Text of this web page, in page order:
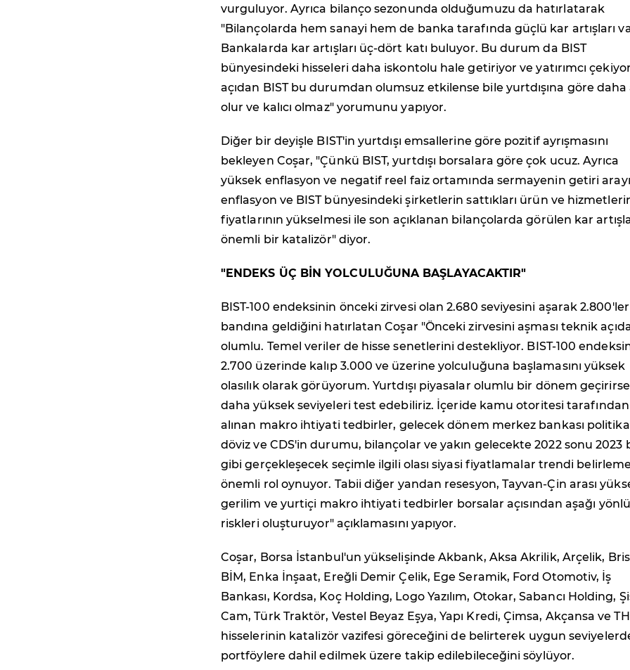
vurguluyor. Ayrıca bilanço sezonunda olduğumuzu da hatırlatarak
"Bilançolarda hem sanayi hem de banka tarafında güçlü kar artışları
Bankalarda kar artışları üç-dört katı buluyor. Bu durum da BIST
bünyesindeki hisseleri daha iskontolu hale getiriyor ve yatırımcı
açıdan BIST bu durumdan olumsuz etkilense bile yurtdışına göre daha
olur ve kalıcı olmaz" yorumunu yapıyor.
Diğer bir deyişle BIST'in yurtdışı emsallerine göre pozitif ayrışmasını
bekleyen Coşar, "Çünkü BIST, yurtdışı borsalara göre çok ucuz. Ayrıca
yüksek enflasyon ve negatif reel faiz ortamında sermayenin getiri
enflasyon ve BIST bünyesindeki şirketlerin sattıkları ürün ve
fiyatlarının yükselmesi ile son açıklanan bilançolarda görülen kar
önemli bir katalizör" diyor.
"ENDEKS ÜÇ BİN YOLCULUĞUNA BAŞLAYACAKTIR"
BIST-100 endeksinin önceki zirvesi olan 2.680 seviyesini aşarak 2.800'ler
bandına geldiğini hatırlatan Coşar "Önceki zirvesini aşması teknik
olumlu. Temel veriler de hisse senetlerini destekliyor. BIST-100
2.700 üzerinde kalıp 3.000 ve üzerine yolculuğuna başlamasını yüksek
olasılık olarak görüyorum. Yurtdışı piyasalar olumlu bir dönem geçirirse
daha yüksek seviyeleri test edebiliriz. İçeride kamu otoritesi tarafından
alınan makro ihtiyati tedbirler, gelecek dönem merkez bankası
döviz ve CDS'in durumu, bilançolar ve yakın gelecekte 2022 sonu 2023
gibi gerçekleşecek seçimle ilgili olası siyasi fiyatlamalar trendi
önemli rol oynuyor. Tabii diğer yandan resesyon, Tayvan-Çin arası
gerilim ve yurtiçi makro ihtiyati tedbirler borsalar açısından aşağı yönlü
riskleri oluşturuyor" açıklamasını yapıyor.
Coşar, Borsa İstanbul'un yükselişinde Akbank, Aksa Akrilik, Arçelik,
BİM, Enka İnşaat, Ereğli Demir Çelik, Ege Seramik, Ford Otomotiv, İş
Bankası, Kordsa, Koç Holding, Logo Yazılım, Otokar, Sabancı Holding,
Cam, Türk Traktör, Vestel Beyaz Eşya, Yapı Kredi, Çimsa, Akçansa ve
hisselerinin katalizör vazifesi göreceğini de belirterek uygun
portföylere dahil edilmek üzere takip edilebileceğini söylüyor.